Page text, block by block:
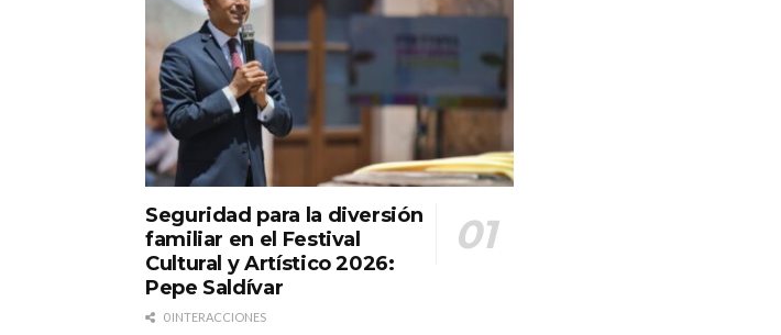
Seguridad para la diversión
familiar en el Festival
Cultural y Artístico 2026:
Pepe Saldívar
0 INTERACCIONES